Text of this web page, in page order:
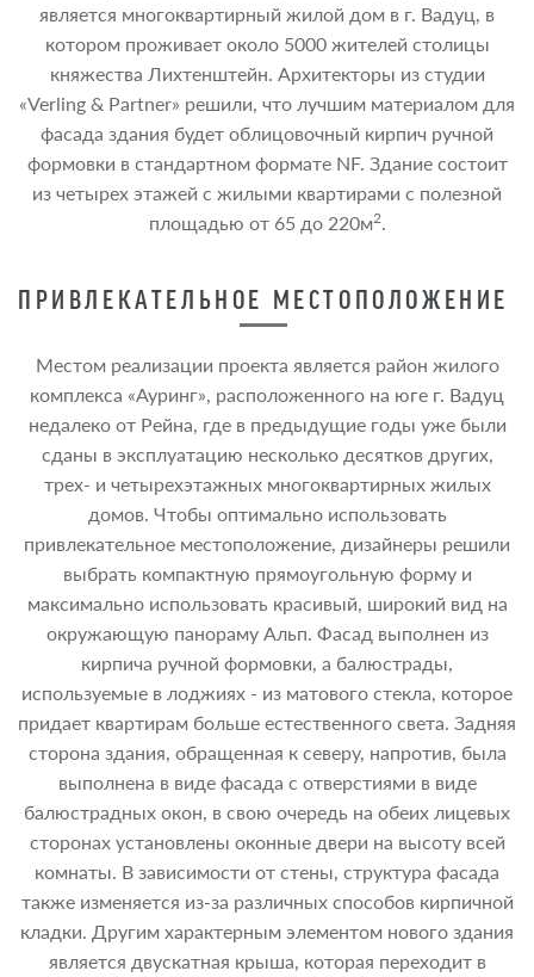
является многоквартирный жилой дом в г. Вадуц, в
котором проживает около 5000 жителей столицы
княжества Лихтенштейн. Архитекторы из студии
«Verling & Partner» решили, что лучшим материалом для
фасада здания будет облицовочный кирпич ручной
формовки в стандартном формате NF. Здание состоит
из четырех этажей с жилыми квартирами с полезной
площадью от 65 до 220м2.
ПРИВЛЕКАТЕЛЬНОЕ МЕСТОПОЛОЖЕНИЕ
Местом реализации проекта является район жилого
комплекса «Ауринг», расположенного на юге г. Вадуц
недалеко от Рейна, где в предыдущие годы уже были
сданы в эксплуатацию несколько десятков других,
трех- и четырехэтажных многоквартирных жилых
домов. Чтобы оптимально использовать
привлекательное местоположение, дизайнеры решили
выбрать компактную прямоугольную форму и
максимально использовать красивый, широкий вид на
окружающую панораму Альп. Фасад выполнен из
кирпича ручной формовки, а балюстрады,
используемые в лоджиях - из матового стекла, которое
придает квартирам больше естественного света. Задняя
сторона здания, обращенная к северу, напротив, была
выполнена в виде фасада с отверстиями в виде
балюстрадных окон, в свою очередь на обеих лицевых
сторонах установлены оконные двери на высоту всей
комнаты. В зависимости от стены, структура фасада
также изменяется из-за различных способов кирпичной
кладки. Другим характерным элементом нового здания
является двускатная крыша, которая переходит в